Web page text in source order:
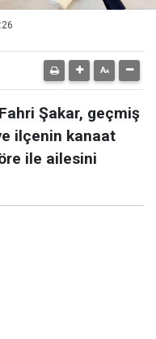
Şakar, geçmiş
ilçenin kanaat
ile ailesini